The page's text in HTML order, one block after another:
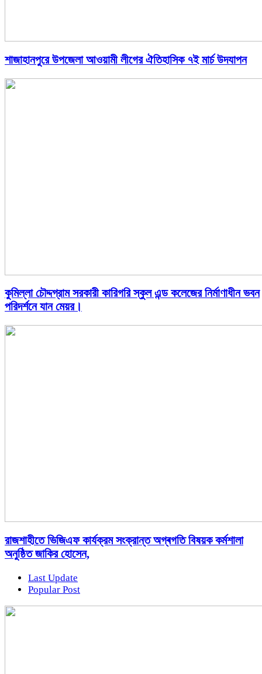
শাজাহানপুরে উপজেলা আওয়ামী লীগের ঐতিহাসিক ৭ই মার্চ উদযাপন
কুমিল্লা চৌদ্দগ্রাম সরকারী কারিগরি স্কুল এন্ড কলেজের নির্মাণাধীন ভবন
পরিদর্শনে যান মেয়র।
রাজশাহীতে ভিজিএফ কার্যক্রম সংক্রান্ত অগ্ৰগতি বিষয়ক কর্মশালা
অনুষ্ঠিত জাকির হোসেন,
Last Update
Popular Post